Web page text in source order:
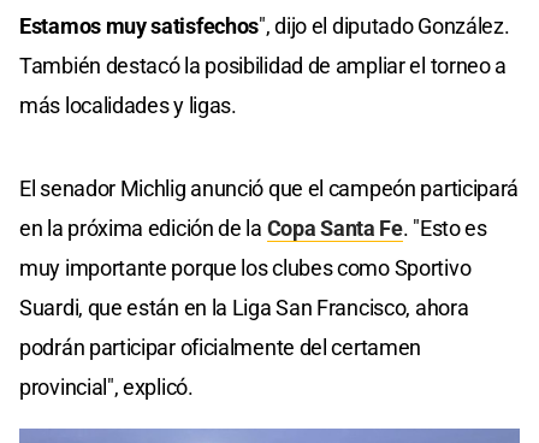
Estamos muy satisfechos", dijo el diputado González.
También destacó la posibilidad de ampliar el torneo a
más localidades y ligas.
El senador Michlig anunció que el campeón participará
en la próxima edición de la Copa Santa Fe. "Esto es
muy importante porque los clubes como Sportivo
Suardi, que están en la Liga San Francisco, ahora
podrán participar oficialmente del certamen
provincial", explicó.